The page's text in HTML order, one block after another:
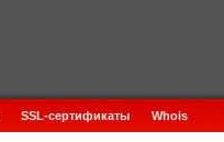
SSL-сертификаты Whois